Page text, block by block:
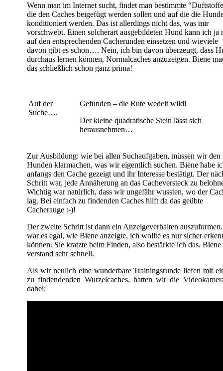
Wenn man im Internet sucht, findet man bestimmte
die den Caches beigefügt werden sollen und auf die die
konditioniert werden. Das ist allerdings nicht das, was mir
vorschwebt. Einen solcherart ausgebildeten Hund kann ich ja
auf den entsprechenden Cacherunden einsetzen und wieviele
davon gibt es schon…. Nein, ich bin davon überzeugt, dass
durchaus lernen können, Normalcaches anzuzeigen. Biene
das schließlich schon ganz prima!
Auf der
Suche….
Gefunden – die Rute wedelt wild!
Der kleine quadratische Stein lässt sich
herausnehmen…
Zur Ausbildung: wie bei allen Suchaufgaben, müssen wir den
Hunden klarmachen, was wir eigentlich suchen. Biene habe
anfangs den Cache gezeigt und ihr Interesse bestätigt. Der
Schritt war, jede Annäherung an das Cacheversteck zu
Wichtig war natürlich, dass wir ungefähr wussten, wo der
lag. Bei einfach zu findenden Caches hilft da das geübte
Cacherauge :-)!
Der zweite Schritt ist dann ein Anzeigeverhalten
war es egal, wie Biene anzeigte, ich wollte es nur sicher
können. Sie kratzte beim Finden, also bestärkte ich das. Biene
verstand sehr schnell.
Als wir neulich eine wunderbare Trainingsrunde liefen mit
zu findendenden Wurzelcaches, hatten wir die
dabei: